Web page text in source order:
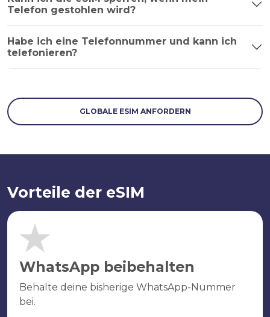
Telefon gestohlen wird?
Habe ich eine Telefonnummer und kann ich
telefonieren?
GLOBALE ESIM ANFORDERN
Vorteile der eSIM
WhatsApp beibehalten
Behalte deine bisherige WhatsApp-Nummer
bei.